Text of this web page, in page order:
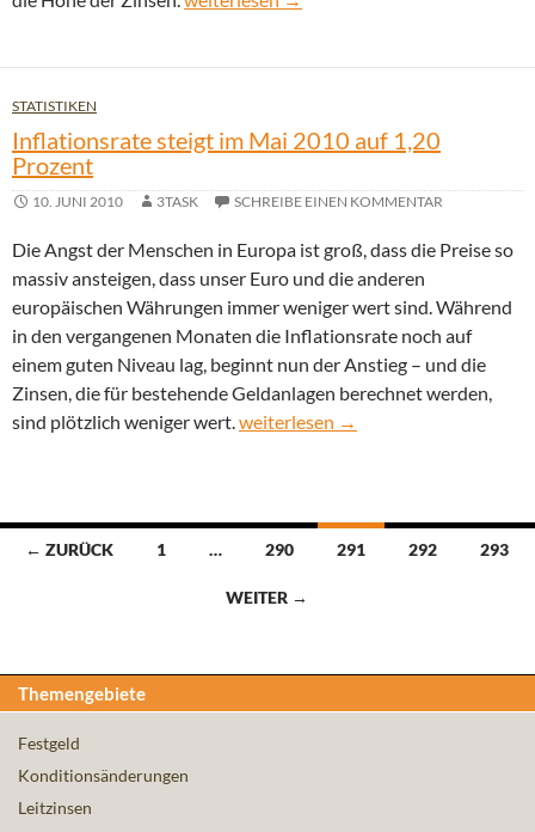
STATISTIKEN
Inflationsrate steigt im Mai 2010 auf 1,20
Prozent
10. JUNI 2010 3TASK SCHREIBE EINEN KOMMENTAR
Die Angst der Menschen in Europa ist groß, dass die Preise so
massiv ansteigen, dass unser Euro und die anderen
europäischen Währungen immer weniger wert sind. Während
in den vergangenen Monaten die Inflationsrate noch auf
einem guten Niveau lag, beginnt nun der Anstieg – und die
Zinsen, die für bestehende Geldanlagen berechnet werden,
sind plötzlich weniger wert.Inflationsrate steigt im Mai 2010
weiterlesen →
Beitragsnavigation
← ZURÜCK 1 … 290 291 292 293
WEITER →
Themengebiete
Festgeld
Konditionsänderungen
Leitzinsen